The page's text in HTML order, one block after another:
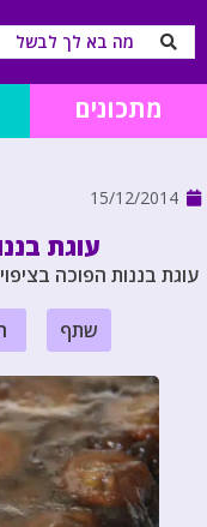
מתכונים
15/12/2014
עוגת
עוגת בננות הפוכה
שתף